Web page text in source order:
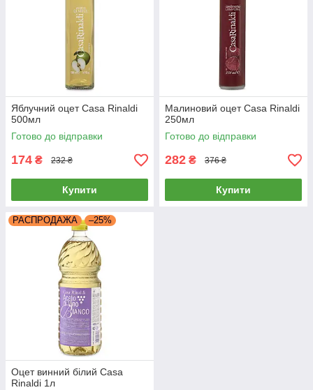
Яблучний оцет Casa Rinaldi
500мл
Готово до відправки
174 ₴ 232 ₴
Купити
Малиновий оцет Casa Rinaldi
250мл
Готово до відправки
282 ₴ 376 ₴
Купити
РАСПРОДАЖА –25%
Оцет винний білий Casa
Rinaldi 1л